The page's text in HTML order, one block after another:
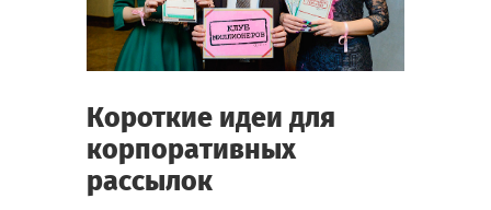
Короткие идеи для
корпоративных
рассылок